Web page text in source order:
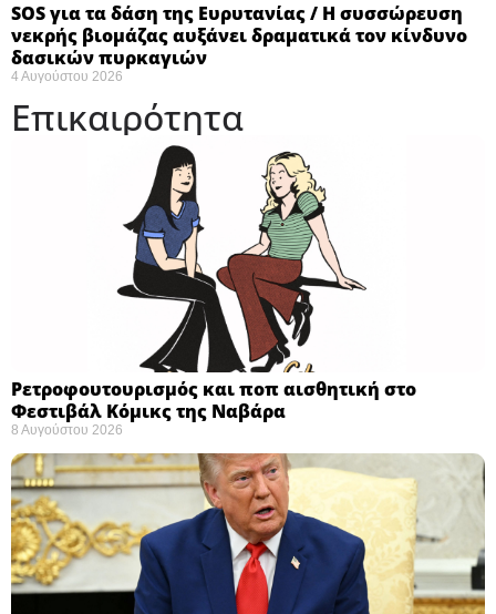
SOS για τα δάση της Ευρυτανίας / Η συσσώρευση
νεκρής βιομάζας αυξάνει δραματικά τον κίνδυνο
δασικών πυρκαγιών
4 Αυγούστου 2026
Επικαιρότητα
Ρετροφουτουρισμός και ποπ αισθητική στο
Φεστιβάλ Κόμικς της Ναβάρα ​
8 Αυγούστου 2026